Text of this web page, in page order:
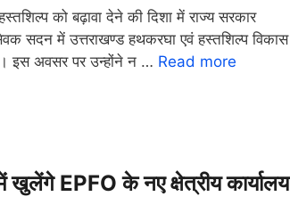
को बढ़ावा देने की दिशा में राज्य सरकार
सदन में उत्तराखण्ड हथकरघा एवं हस्तशिल्प विकास
इस अवसर पर उन्होंने न … Read more
खुलेंगे EPFO के नए क्षेत्रीय कार्यालय